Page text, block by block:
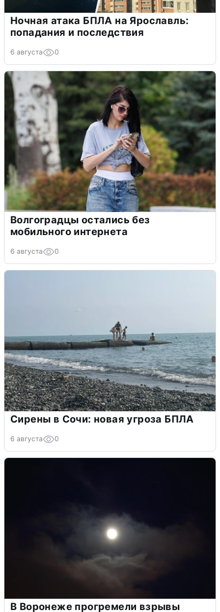
Ночная атака БПЛА на Ярославль:
попадания и последствия
6 августа 0
Волгоградцы остались без
мобильного интернета
6 августа 0
Сирены в Сочи: новая угроза БПЛА
6 августа 0
В Воронеже прогремели взрывы